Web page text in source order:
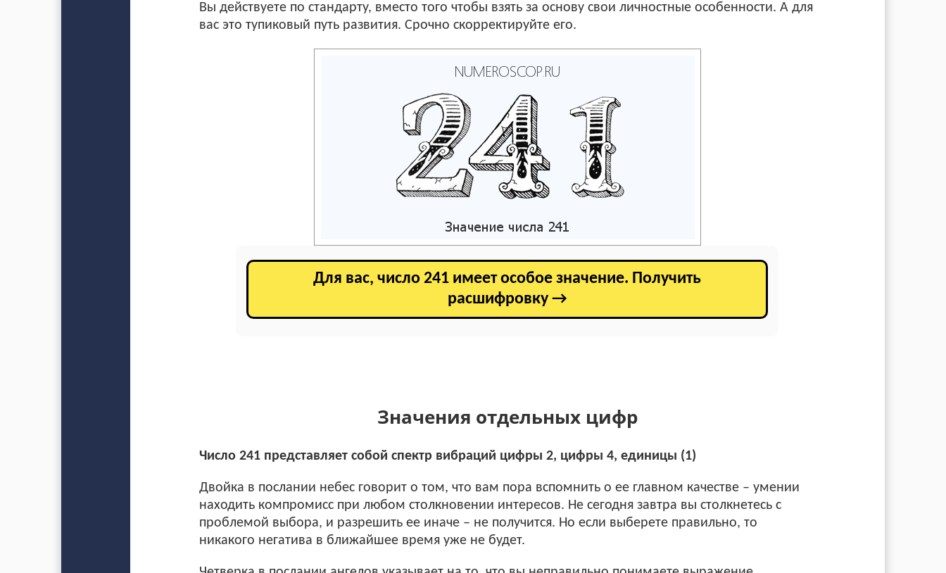
Вы действуете по стандарту, вместо того чтобы взять за основу свои личностные особенности. А для
вас это тупиковый путь развития. Срочно скорректируйте его.
Для вас, число 241 имеет особое значение. Получить
расшифровку →
Значения отдельных цифр
Число 241 представляет собой спектр вибраций цифры 2, цифры 4, единицы (1)
Двойка в послании небес говорит о том, что вам пора вспомнить о ее главном качестве – умении
находить компромисс при любом столкновении интересов. Не сегодня завтра вы столкнетесь с
проблемой выбора, и разрешить ее иначе – не получится. Но если выберете правильно, то
никакого негатива в ближайшее время уже не будет.